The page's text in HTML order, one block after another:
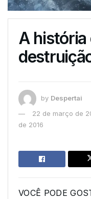
A história
by Despertai
22 de março de
de 2016
VOCÊ PODE